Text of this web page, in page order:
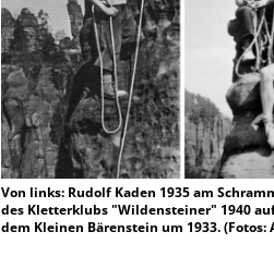
Von links: Rudolf Kaden 1935 am
des Kletterklubs "Wildensteiner" 1940
dem Kleinen Bärenstein um 1933. (Fotos: